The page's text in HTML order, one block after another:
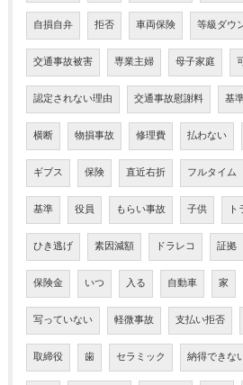
自損自弁 拒否 車両保険 等級ダウ
交通事故被害 専業主婦 母子家庭
認定されない理由 交通事故慰謝料 基
横断 物損事故 修理費 払わない
ギブス 保険 直近右折 フルタイム
基準 役員 もらい事故 子供
ひき逃げ 素因減額 ドラレコ 証拠
保険金 いつ 入る 自動車 家
写っていない 軽微事故 支払い拒否
取締役 歯 セラミック 納得できな